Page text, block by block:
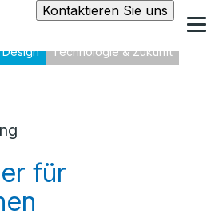
Kontaktieren Sie uns
Design Technologie & Zukunft
für